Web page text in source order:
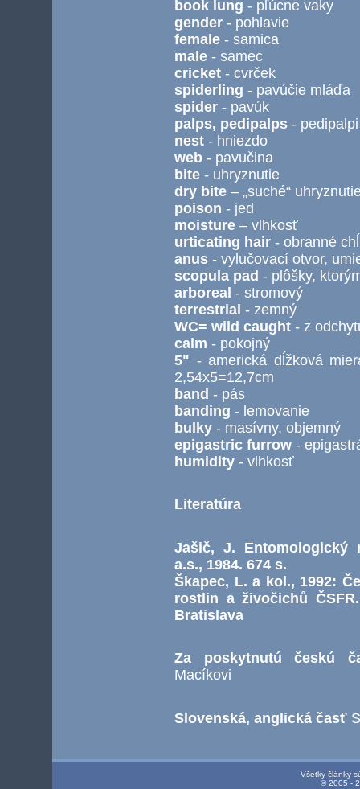
book lung - pľúcne vaky
gender - pohlavie
female - samica
male - samec
cricket - cvrček
spiderling - pavúčie mláďa
spider - pavúk
palps, pedipalps - pedipalpi
nest - hniezdo
web - pavučina
bite - uhryznutie
dry bite – „suché“
poison - jed
moisture – vlhkosť
urticating hair - obranné
anus - vylučovací otvor,
scopula pad - plôšky,
arboreal - stromový
terrestrial - zemný
WC= wild caught - z
calm - pokojný
5" - americká dĺžková
2,54x5=12,7cm
band - pás
banding - lemovanie
bulky - masívny, objemný
epigastric furrow -
humidity - vlhkosť
Literatúra
Jašič, J. Entomologický
a.s., 1984. 674 s.
Škapec, L. a kol., 1992:
rostlin a živočichů
Bratislava
Za poskytnutú českú
Macíkovi
Slovenská, anglická časť
Všetky články
© 2005 -